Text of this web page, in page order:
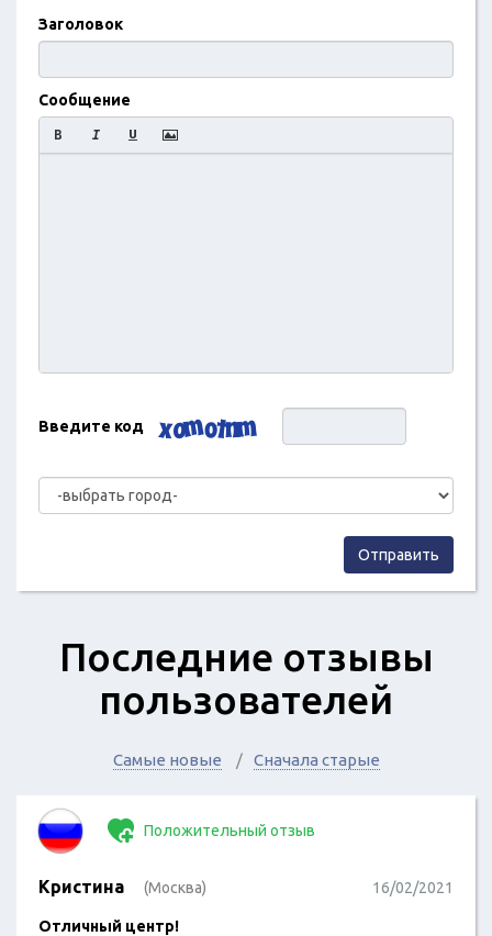
Заголовок
Сообщение
Введите код
Отправить
Последние отзывы
пользователей
Самые новые Сначала старые
Положительный отзыв
Кристина (Москва) 16/02/2021
Отличный центр!